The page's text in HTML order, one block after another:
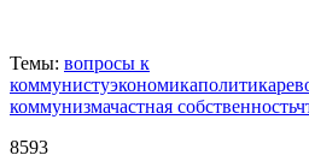
Темы: вопросы к
коммунистуэкономикаполитика
коммунизмачастная собственность
8593